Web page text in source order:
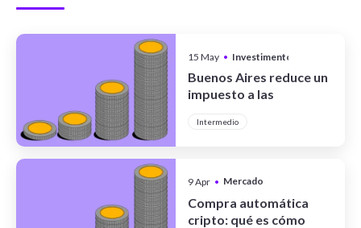
15 May • Investimentos
Buenos Aires reduce un
impuesto a las
criptomonedas
Intermedio
9 Apr • Mercado
Compra automática
cripto: qué es cómo